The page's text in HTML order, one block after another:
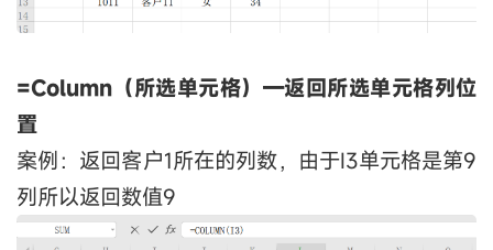
=Column（所选单元格）—返回所选单元格列位
置
案例：返回客户1所在的列数，由于I3单元格是第9
列所以返回数值9